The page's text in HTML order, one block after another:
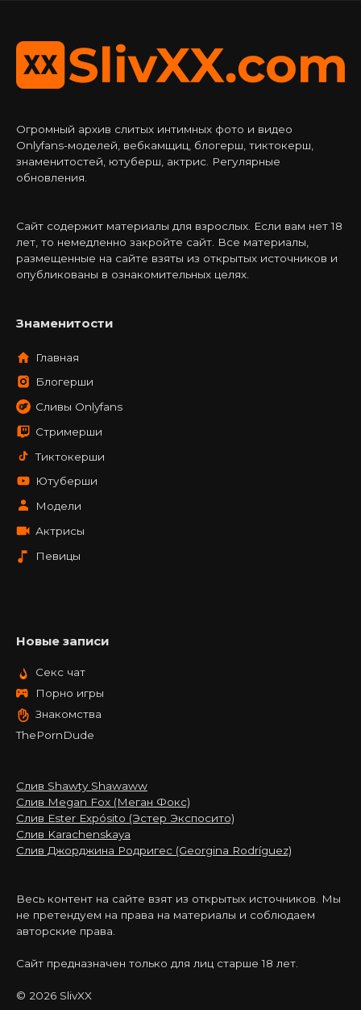
Огромный архив слитых интимных фото и видео
Onlyfans-моделей, вебкамщиц, блогерш, тиктокерш,
знаменитостей, ютуберш, актрис. Регулярные
обновления.
Сайт содержит материалы для взрослых. Если вам нет 18
лет, то немедленно закройте сайт. Все материалы,
размещенные на сайте взяты из открытых источников и
опубликованы в ознакомительных целях.
Знаменитости
Главная
Блогерши
Сливы Onlyfans
Стримерши
Тиктокерши
Ютуберши
Модели
Актрисы
Певицы
Новые записи
Секс чат
Порно игры
Знакомства
ThePornDude
Слив Shawty Shawaww
Слив Megan Fox (Меган Фокс)
Слив Ester Expósito (Эстер Экспосито)
Слив Karachenskaya
Слив Джорджина Родригес (Georgina Rodríguez)
Весь контент на сайте взят из открытых источников. Мы
не претендуем на права на материалы и соблюдаем
авторские права.
Сайт предназначен только для лиц старше 18 лет.
© 2026 SlivXX